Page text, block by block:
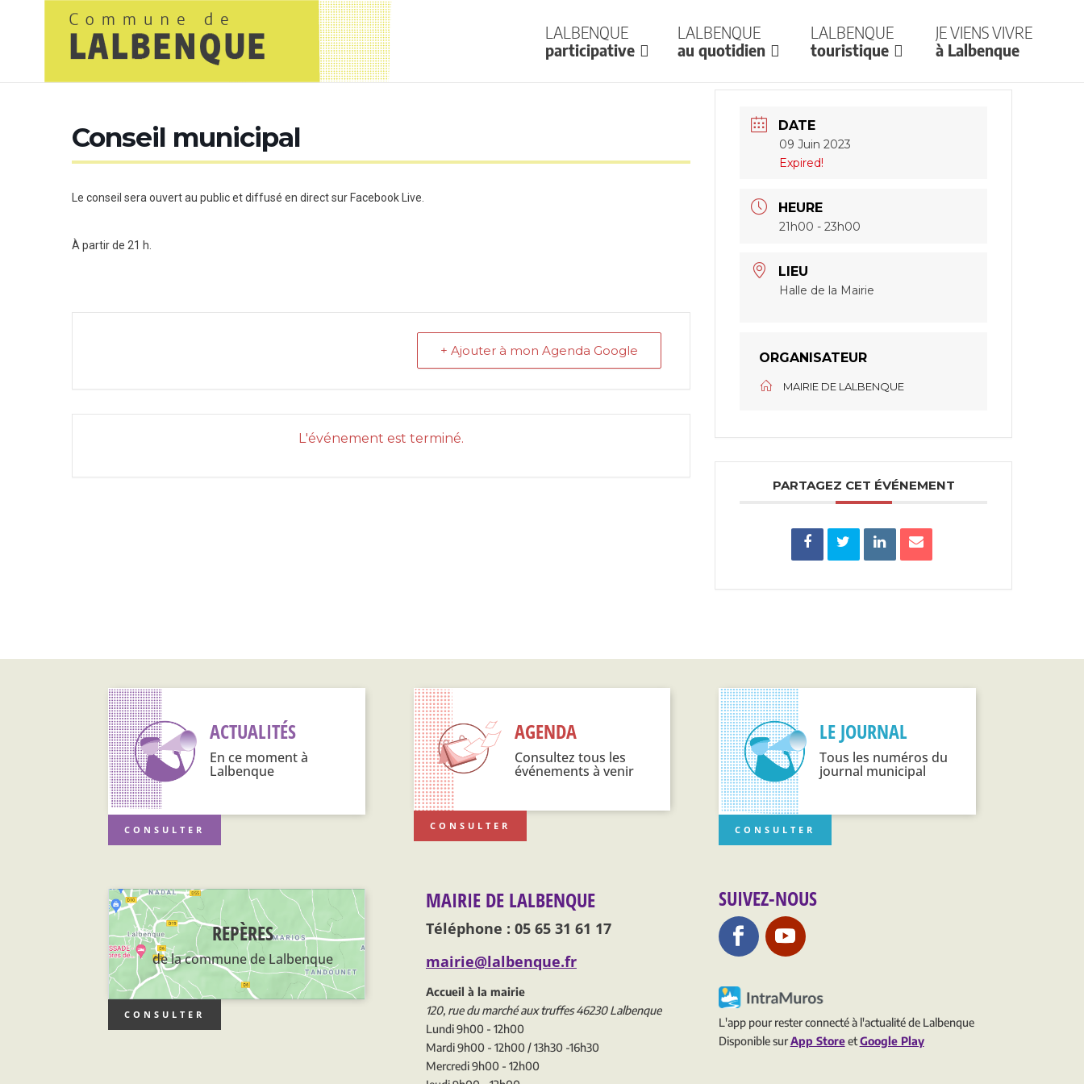
Lalbenque
participative
Lalbenque
au quotidien
Lalbenque
touristique
Je viens vivre
à Lalbenque
Conseil municipal
Le conseil sera ouvert au public et diffusé en direct sur Facebook Live.
À partir de 21 h.
+ Ajouter à mon Agenda Google
L'événement est terminé.
DATE
09 Juin 2023
Expired!
HEURE
21h00 - 23h00
LIEU
Halle de la Mairie
ORGANISATEUR
MAIRIE DE LALBENQUE
PARTAGEZ CET ÉVÉNEMENT
ACTUALITÉS
En ce moment à
Lalbenque
CONSULTER
AGENDA
Consultez tous les
événements à venir
CONSULTER
LE JOURNAL
Tous les numéros du
journal municipal
CONSULTER
REPÈRES
de la commune de Lalbenque
CONSULTER
MAIRIE DE LALBENQUE
Téléphone : 05 65 31 61 17
mairie@lalbenque.fr
Accueil à la mairie
120, rue du marché aux truffes 46230 Lalbenque
Lundi 9h00 - 12h00
Mardi 9h00 - 12h00 / 13h30 -16h30
Mercredi 9h00 - 12h00
SUIVEZ-NOUS
L'app pour rester connecté à l'actualité de Lalbenque
Disponible surApp StoreetGoogle Play